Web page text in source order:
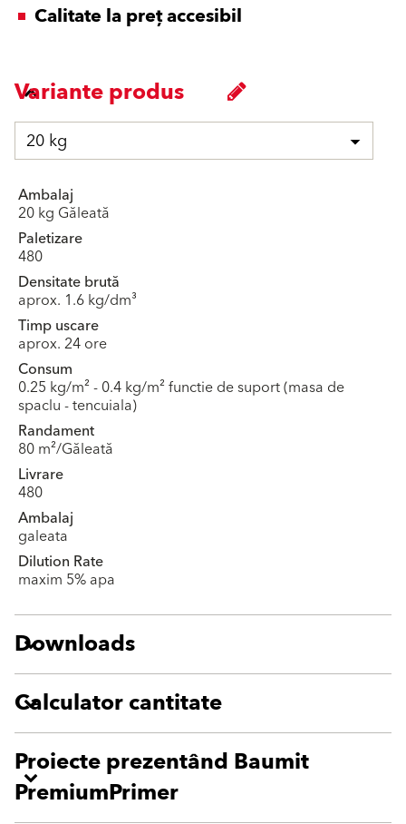
Calitate la preț accesibil
Variante produs
20 kg
Ambalaj
20 kg Găleată
Paletizare
480
Densitate brută
aprox. 1.6 kg/dm³
Timp uscare
aprox. 24 ore
Consum
0.25 kg/m² - 0.4 kg/m² functie de suport (masa de
spaclu - tencuiala)
Randament
80 m²/Găleată
Livrare
480
Ambalaj
galeata
Dilution Rate
maxim 5% apa
Downloads
Calculator cantitate
Proiecte prezentând Baumit
PremiumPrimer